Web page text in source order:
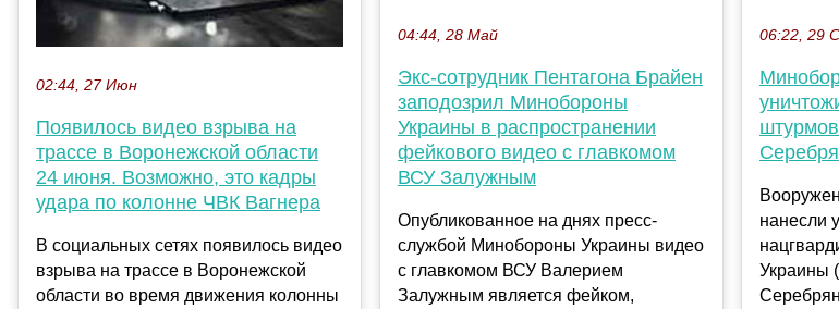
02:44, 27 Июн
Появилось видео взрыва на
трассе в Воронежской области
24 июня. Возможно, это кадры
удара по колонне ЧВК Вагнера
В социальных сетях появилось видео
взрыва на трассе в Воронежской
области во время движения колонны
04:44, 28 Май
Экс-сотрудник Пентагона Брайен
заподозрил Минобороны
Украины в распространении
фейкового видео с главкомом
ВСУ Залужным
Опубликованное на днях пресс-
службой Минобороны Украины видео
с главкомом ВСУ Валерием
Залужным является фейком,
06:22, 29
нанесли
Украины